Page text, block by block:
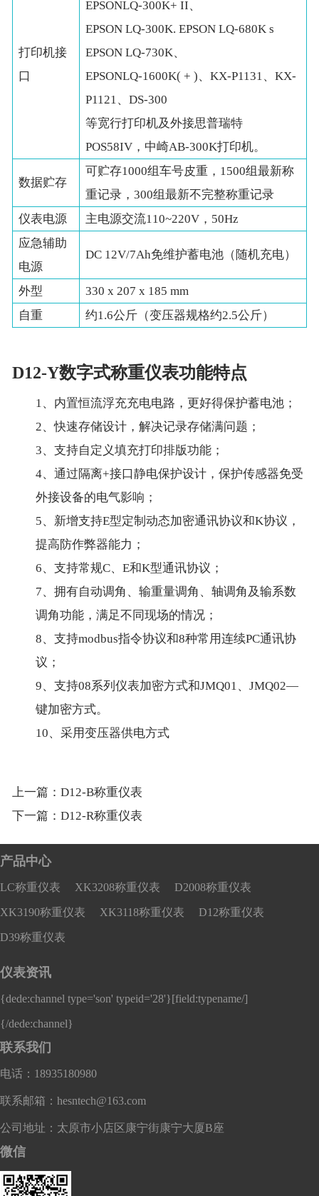
打印机接
口
EPSONLQ-300K+ II、
EPSON LQ-300K. EPSON LQ-680K s
EPSON LQ-730K、
EPSONLQ-1600K( + )、KX-P1131、KX-
P1121、DS-300
等宽行打印机及外接思普瑞特
POS58IV，中崎AB-300K打印机。
数据贮存
可贮存1000组车号皮重，1500组最新称
重记录，300组最新不完整称重记录
仪表电源
主电源交流110~220V，50Hz
应急辅助
电源
DC 12V/7Ah免维护蓄电池（随机充电）
外型
330 x 207 x 185 mm
自重
约1.6公斤（变压器规格约2.5公斤）
D12-Y数字式称重仪表功能特点
1、内置恒流浮充充电电路，更好得保护蓄电池；
2、快速存储设计，解决记录存储满问题；
3、支持自定义填充打印排版功能；
4、通过隔离+接口静电保护设计，保护传感器免受
外接设备的电气影响；
5、新增支持E型定制动态加密通讯协议和K协议，
提高防作弊器能力；
6、支持常规C、E和K型通讯协议；
7、拥有自动调角、输重量调角、轴调角及输系数
调角功能，满足不同现场的情况；
8、支持modbus指令协议和8种常用连续PC通讯协
议；
9、支持08系列仪表加密方式和JMQ01、JMQ02—
键加密方式。
10、采用变压器供电方式
上一篇： D12-B称重仪表
下一篇： D12-R称重仪表
产品中心
LC称重仪表 XK3208称重仪表 D2008称重仪表
XK3190称重仪表 XK3118称重仪表 D12称重仪表
D39称重仪表
仪表资讯
{dede:channel type='son' typeid='28'}[field:typename/]
{/dede:channel}
联系我们
电话：18935180980
联系邮箱：hesntech@163.com
公司地址：太原市小店区康宁街康宁大厦B座
微信